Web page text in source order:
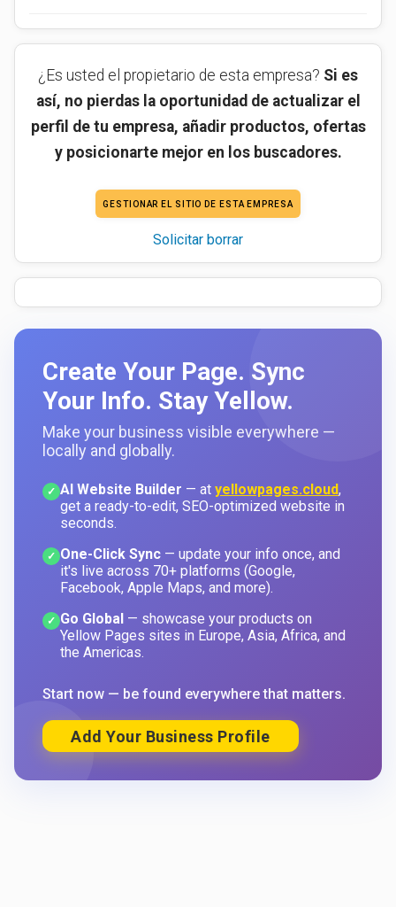
¿Es usted el propietario de esta empresa? Si es
así, no pierdas la oportunidad de actualizar el
perfil de tu empresa, añadir productos, ofertas
y posicionarte mejor en los buscadores.
GESTIONAR EL SITIO DE ESTA EMPRESA
Solicitar borrar
Create Your Page. Sync
Your Info. Stay Yellow.
Make your business visible everywhere —
locally and globally.
✓ AI Website Builder — at yellowpages.cloud,
get a ready-to-edit, SEO-optimized website in
seconds.
✓ One-Click Sync — update your info once, and
it's live across 70+ platforms (Google,
Facebook, Apple Maps, and more).
✓ Go Global — showcase your products on
Yellow Pages sites in Europe, Asia, Africa, and
the Americas.
Start now — be found everywhere that matters.
Add Your Business Profile